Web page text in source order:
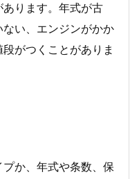
ります。年式が古
い、エンジンがかか
がつくことがありま
か、年式や条数、保